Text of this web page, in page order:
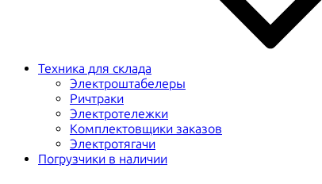
Техника для склада
Электроштабелеры
Ричтраки
Электротележки
Комплектовщики заказов
Электротягачи
Погрузчики в наличии